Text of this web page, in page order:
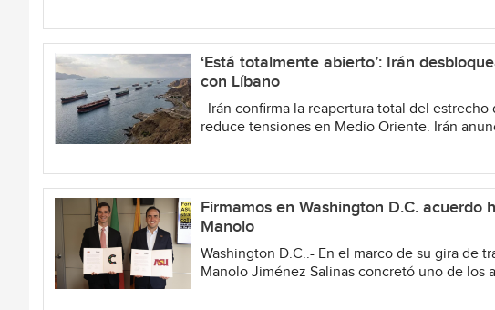
‘Está totalmente abierto’: Irán
con Líbano
Irán confirma la reapertura total del
reduce tensiones en Medio Oriente. Irán
Firmamos en Washington D.C.
Manolo
Washington D.C..- En el marco de su gira de
Manolo Jiménez Salinas concretó uno de los